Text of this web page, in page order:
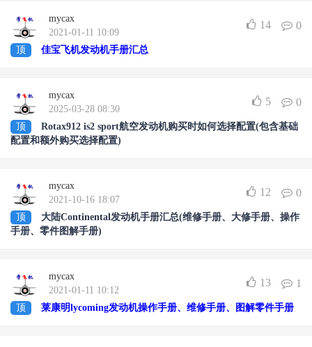
mycax
2021-01-11 10:09
14 0
顶 佳宝飞机发动机手册汇总
mycax
2025-03-28 08:30
5 0
顶
Rotax912 is2 sport航空发动机购买时如何选择配置(包含基础
配置和额外购买选择配置)
mycax
2021-10-16 18:07
12 0
顶
大陆Continental发动机手册汇总(维修手册、大修手册、操作
手册、零件图解手册)
mycax
2021-01-11 10:12
13 1
顶 莱康明lycoming发动机操作手册、维修手册、图解零件手册